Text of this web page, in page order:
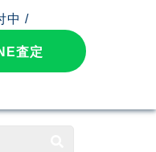
中 /
査定